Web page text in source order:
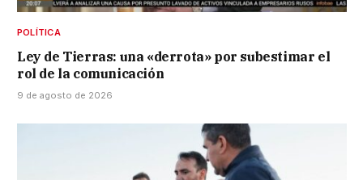
POLÍTICA
Ley de Tierras: una «derrota» por subestimar el
rol de la comunicación
9 de agosto de 2026